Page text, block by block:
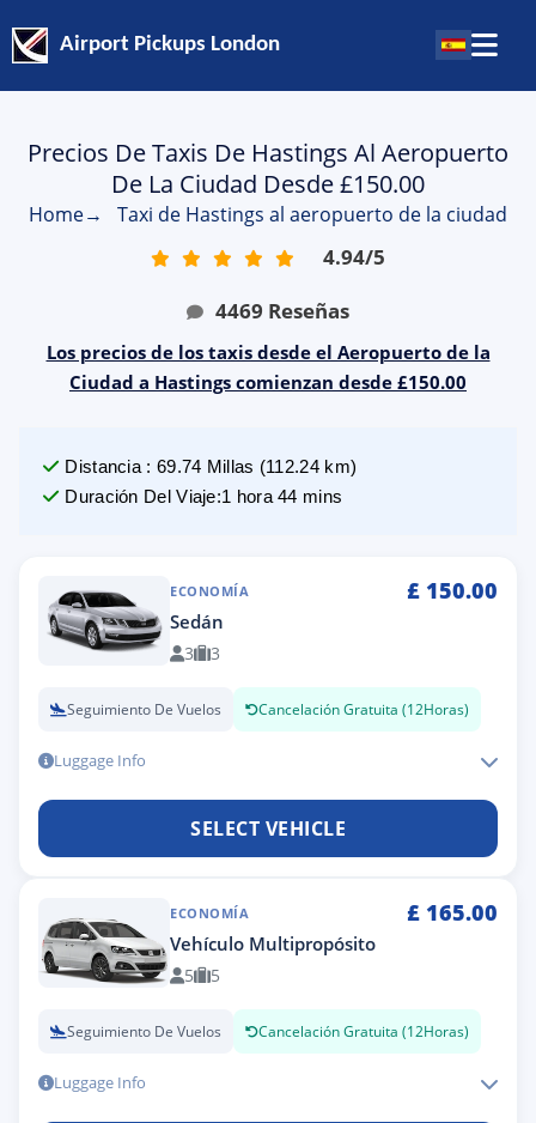
Airport Pickups London
Precios De Taxis De Hastings Al Aeropuerto
De La Ciudad Desde £150.00
Home→ Taxi de Hastings al aeropuerto de la ciudad
4.94/5
4469 Reseñas
Los precios de los taxis desde el Aeropuerto de la
Ciudad a Hastings comienzan desde £150.00
Distancia : 69.74 Millas (112.24km)
Duración Del Viaje:1 hora 44 mins
ECONOMÍA £ 150.00
Sedán
3 3
Seguimiento De Vuelos Cancelación Gratuita (12Horas)
Luggage Info
SELECT VEHICLE
ECONOMÍA £ 165.00
Vehículo Multipropósito
5 5
Seguimiento De Vuelos Cancelación Gratuita (12Horas)
Luggage Info